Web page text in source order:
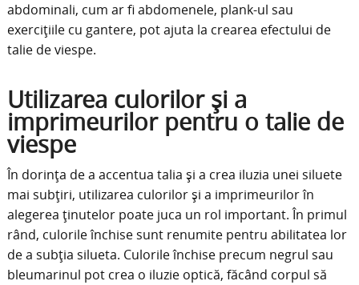
abdominali, cum ar fi abdomenele, plank-ul sau
exercițiile cu gantere, pot ajuta la crearea efectului de
talie de viespe.
Utilizarea culorilor și a
imprimeurilor pentru o talie de
viespe
În dorința de a accentua talia și a crea iluzia unei siluete
mai subțiri, utilizarea culorilor și a imprimeurilor în
alegerea ținutelor poate juca un rol important. În primul
rând, culorile închise sunt renumite pentru abilitatea lor
de a subția silueta. Culorile închise precum negrul sau
bleumarinul pot crea o iluzie optică, făcând corpul să